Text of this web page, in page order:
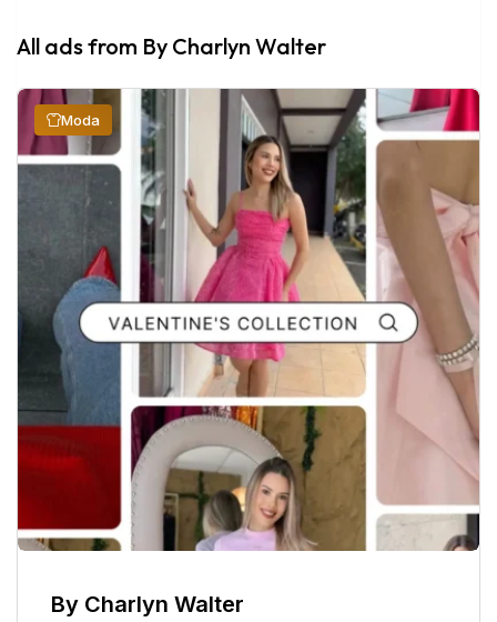
All ads from By Charlyn Walter
By Charlyn Walter
Moda